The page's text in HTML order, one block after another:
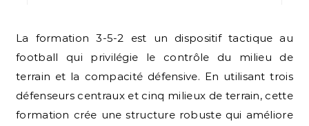
La formation 3-5-2 est un dispositif tactique au
football qui privilégie le contrôle du milieu de
terrain et la compacité défensive. En utilisant trois
défenseurs centraux et cinq milieux de terrain, cette
formation crée une structure robuste qui améliore